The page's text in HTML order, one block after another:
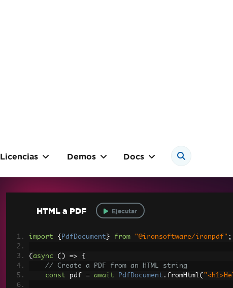
Licencias Demos Docs
HTML a PDF Ejecutar
import { PdfDocument } from "@ironsoftware/ironpdf" ;
( async () =>
{
// Create a PDF from an HTML string
const pdf = await PdfDocument . fromHtml(